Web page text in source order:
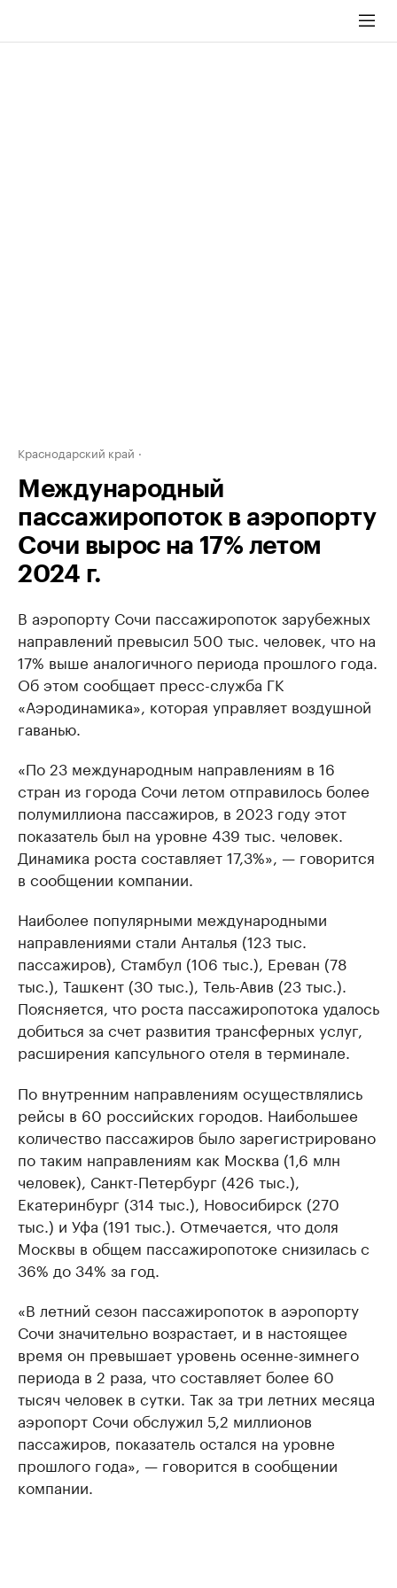
Краснодарский край
Международный
пассажиропоток в аэропорту
Сочи вырос на 17% летом
2024 г.
В аэропорту Сочи пассажиропоток зарубежных
направлений превысил 500 тыс. человек, что на
17% выше аналогичного периода прошлого года.
Об этом сообщает пресс-служба ГК
«Аэродинамика», которая управляет воздушной
гаванью.
«По 23 международным направлениям в 16
стран из города Сочи летом отправилось более
полумиллиона пассажиров, в 2023 году этот
показатель был на уровне 439 тыс. человек.
Динамика роста составляет 17,3%», — говорится
в сообщении компании.
Наиболее популярными международными
направлениями стали Анталья (123 тыс.
пассажиров), Стамбул (106 тыс.), Ереван (78
тыс.), Ташкент (30 тыс.), Тель-Авив (23 тыс.).
Поясняется, что роста пассажиропотока удалось
добиться за счет развития трансферных услуг,
расширения капсульного отеля в терминале.
По внутренним направлениям осуществлялись
рейсы в 60 российских городов. Наибольшее
количество пассажиров было зарегистрировано
по таким направлениям как Москва (1,6 млн
человек), Санкт-Петербург (426 тыс.),
Екатеринбург (314 тыс.), Новосибирск (270
тыс.) и Уфа (191 тыс.). Отмечается, что доля
Москвы в общем пассажиропотоке снизилась с
36% до 34% за год.
«В летний сезон пассажиропоток в аэропорту
Сочи значительно возрастает, и в настоящее
время он превышает уровень осенне-зимнего
периода в 2 раза, что составляет более 60
тысяч человек в сутки. Так за три летних месяца
аэропорт Сочи обслужил 5,2 миллионов
пассажиров, показатель остался на уровне
прошлого года», — говорится в сообщении
компании.